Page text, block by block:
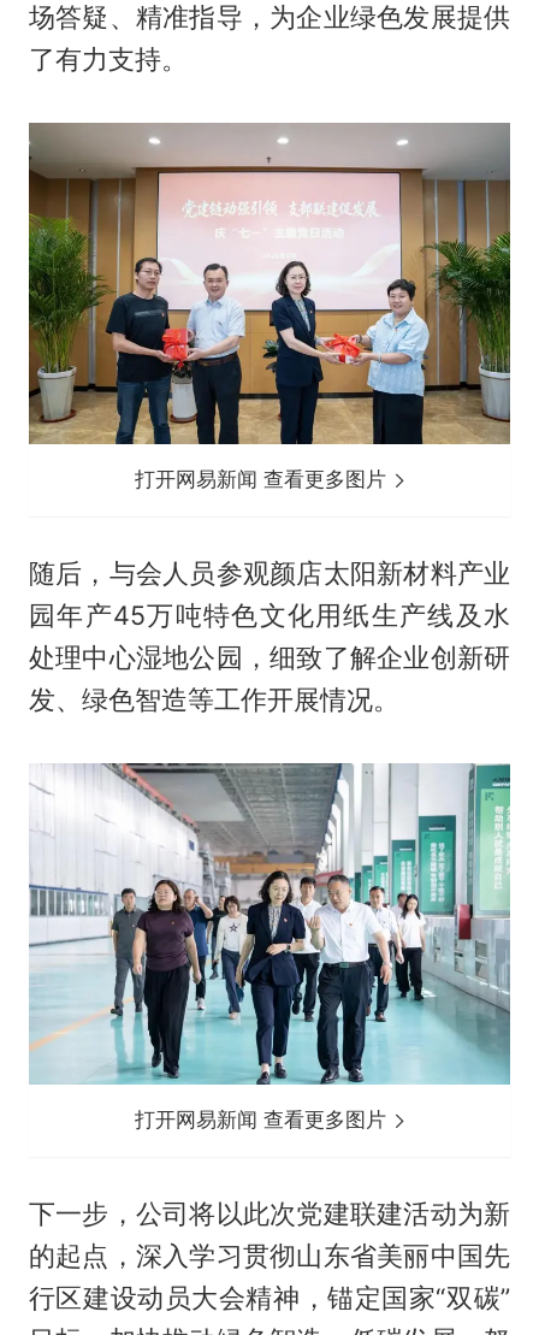
场答疑、精准指导，为企业绿色发展提供
了有力支持。
打开网易新闻 查看更多图片
随后，与会人员参观颜店太阳新材料产业
园年产45万吨特色文化用纸生产线及水
处理中心湿地公园，细致了解企业创新研
发、绿色智造等工作开展情况。
打开网易新闻 查看更多图片
下一步，公司将以此次党建联建活动为新
的起点，深入学习贯彻山东省美丽中国先
行区建设动员大会精神，锚定国家“双碳”